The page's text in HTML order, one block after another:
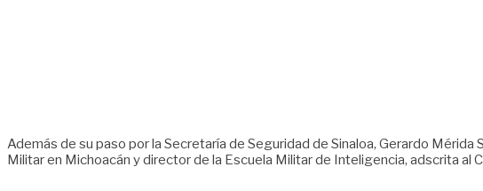
Además de su paso por la Secretaría de Seguridad de Sinaloa, Gerardo
Militar en Michoacán y director de la Escuela Militar de Inteligencia, adscrita al